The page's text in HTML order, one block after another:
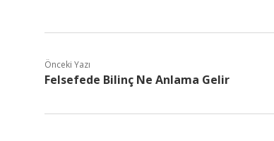
Önceki Yazı
Felsefede Bilinç Ne Anlama Gelir